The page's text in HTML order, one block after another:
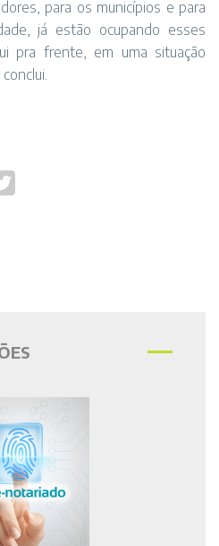
para os municípios e para
já estão ocupando esses
pra frente, em uma situação